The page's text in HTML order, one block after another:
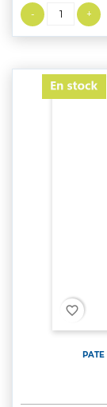
favorite_border
PATE